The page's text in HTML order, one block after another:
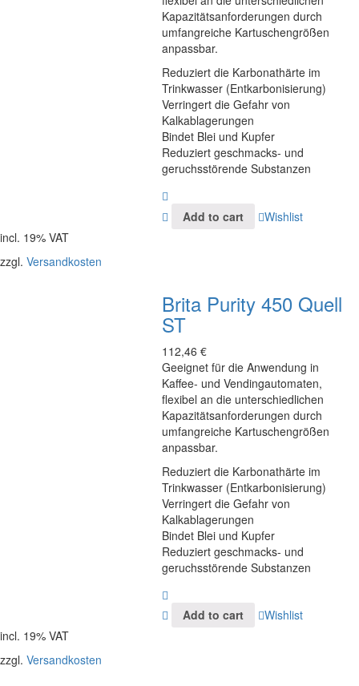
Kapazitätsanforderungen durch
umfangreiche Kartuschengrößen
anpassbar.
Reduziert die Karbonathärte im
Trinkwasser (Entkarbonisierung)
Verringert die Gefahr von
Kalkablagerungen
Bindet Blei und Kupfer
Reduziert geschmacks- und
geruchsstörende Substanzen
Add to cart
Wishlist
incl. 19% VAT
zzgl. Versandkosten
Brita Purity 450 Quell
ST
112,46 €
Geeignet für die Anwendung in
Kaffee- und Vendingautomaten,
flexibel an die unterschiedlichen
Kapazitätsanforderungen durch
umfangreiche Kartuschengrößen
anpassbar.
Reduziert die Karbonathärte im
Trinkwasser (Entkarbonisierung)
Verringert die Gefahr von
Kalkablagerungen
Bindet Blei und Kupfer
Reduziert geschmacks- und
geruchsstörende Substanzen
Add to cart
Wishlist
incl. 19% VAT
zzgl. Versandkosten